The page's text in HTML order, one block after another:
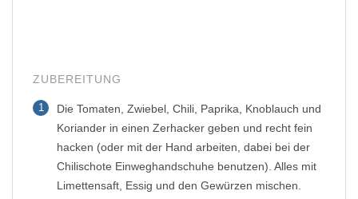
ZUBEREITUNG
1
Die Tomaten, Zwiebel, Chili, Paprika, Knoblauch und
Koriander in einen Zerhacker geben und recht fein
hacken (oder mit der Hand arbeiten, dabei bei der
Chilischote Einweghandschuhe benutzen). Alles mit
Limettensaft, Essig und den Gewürzen mischen.